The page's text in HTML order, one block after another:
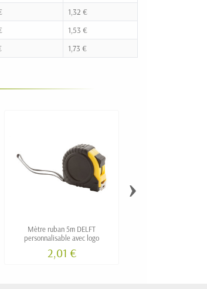
1,32 €
1,53 €
1,73 €
Mètre ruban 5m DELFT
personnalisable avec logo
2,01 €
›